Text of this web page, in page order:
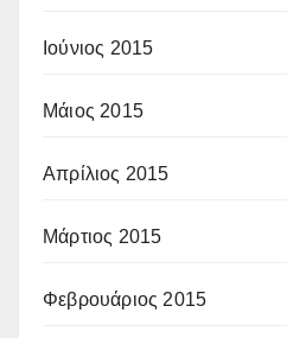
Ιούνιος 2015
Μάιος 2015
Απρίλιος 2015
Μάρτιος 2015
Φεβρουάριος 2015